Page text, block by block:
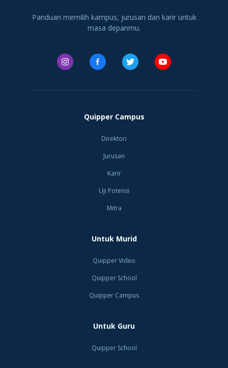
Panduan memilih kampus, jurusan dan karir untuk
masa depanmu.
Quipper Campus
Direktori
Jurusan
Karir
Uji Potensi
Mitra
Untuk Murid
Quipper Video
Quipper School
Quipper Campus
Untuk Guru
Quipper School